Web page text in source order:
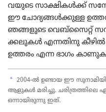
വ​യു​ടെ സാക്ഷി​കൾക്ക്‌
ഈ ചോദ്യ​ങ്ങൾക്കുള്ള
ഞങ്ങളുടെ വെബ്‌സൈറ്റ്‌
ക്ക​ലു​കൾ എന്നതിനു
ഉത്തരം എന്ന ഭാഗം
a 2004-ൽ ഉണ്ടായ ഈ
ആളുകൾ മരിച്ചു. ചരി​ത്ര​ത്തി​ലെ
ഒന്നായി​രു​ന്നു ഇത്‌.